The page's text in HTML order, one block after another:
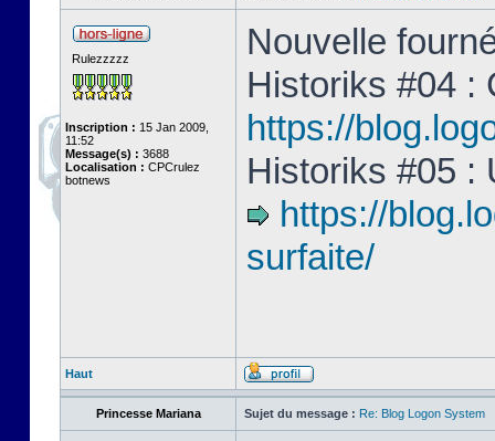
Rulezzzzz
Inscription : 15 Jan 2009,
11:52
Message(s) : 3688
Localisation : CPCrulez
botnews
Nouvelle
Historiks #04 :
https://
Historiks #05 :
https://
surfaite/
Haut
Princesse Mariana Sujet du message : Re: Blog Logon System